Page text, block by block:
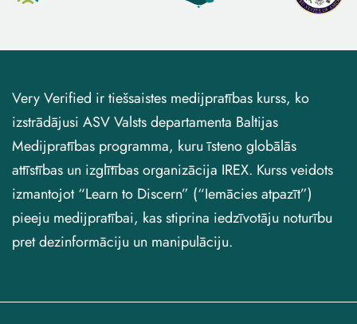
Very Verified ir tiešsaistes medijpratības kurss, ko
izstrādājusi ASV Valsts departamenta Baltijas
Medijpratības programma, kuru īsteno globālās
attīstības un izglītības organizācija IREX. Kurss veidots
izmantojot “Learn to Discern” (“Iemācies atpazīt”)
pieeju medijpratībai, kas stiprina iedzīvotāju noturību
pret dezinformāciju un manipulāciju.